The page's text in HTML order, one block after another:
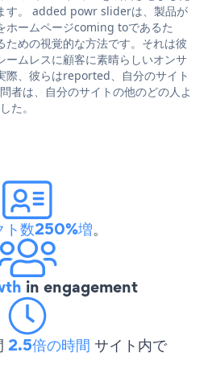
す。 added powr sliderは、製品が
ホームページcoming toであるた
ための視覚的な方法です。それは彼
ームレスに顧客に素晴らしいオンサ
際、彼らはreported、自分のサイト
者は、自分のサイトの他のどの人よ
た。
ト数250%増。
in engagement
2.5倍の時間 サイト内で